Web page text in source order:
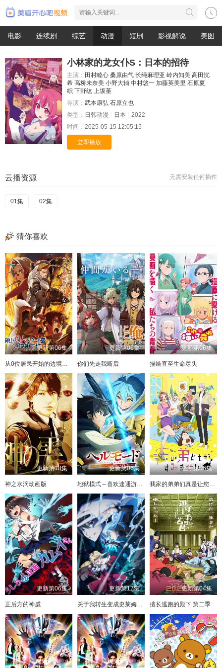
电影 连续剧 综艺 动漫 短剧 影视解说 美图
全集
小林家的龙女仆S：日本的招待
主演： 田村睦心 桑原由气 长绳麻理亚 岭内知美 高田忧
希 高桥未奈美 小野大辅 中村悠一 加藤英美里 石原夏
织 下野纮 上坂堇
导演： 武本康弘 石原立也
类型： 日韩动漫 日本
2022
时间： 2025-05-15 12:05:15
立即播放
无需安装任何插件
云播资源
01集 02集
猜你喜欢
更新第06集
从0位居民开始的边境领主大人
更新第06集
你们先走我断后
更新第06集
描绘直至生命尽头
更新第18集
神之水滴动画版
更新第06集
地狱模式～喜欢速通游戏的玩家在废设定异世界无双～第二季
更新第06集
我家的弟弟们真是让您费心了
更新第06集
正后方的神威
更新第17集
关于我转生变成史莱姆这档事第四季
更新第04集
擅长逃跑的殿下 第二季